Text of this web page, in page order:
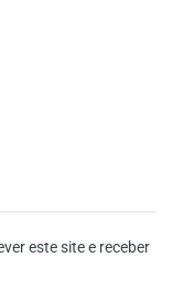
este site e receber